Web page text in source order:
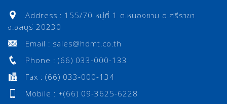
Address : 155/70 หมู่ที่ 1 ต.หนองขาม อ.ศรีราชา
จ.ชลบุรี 20230
Email : sales@hdmt.co.th
Phone : (66) 033-000-133
Fax : (66) 033-000-134
Mobile : +(66) 09-3625-6228